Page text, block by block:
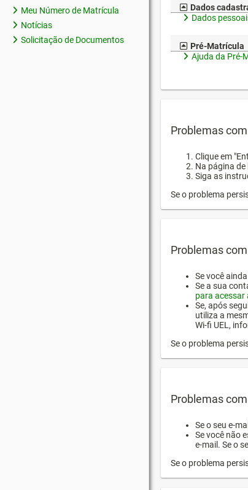
Meu Número de Matrícula
Notícias
Solicitação de Documentos
Dados
Dados
Pré-Matrícula
Ajuda da Pré-
Problemas
Clique em
Na página de
Siga as
Se o problema
Problemas
Se você
Se a sua
para acessar
Se, após
utiliza a
Wi-fi UEL,
Se o problema
Problemas
Se o seu e-
Se você não
e-mail. Se o
Se o problema